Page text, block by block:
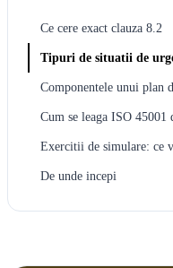
Ce cere exact clauza 8.2
Tipuri de situatii de
Componentele unui plan
Cum se leaga ISO
Exercitii de simulare: ce
De unde incepi